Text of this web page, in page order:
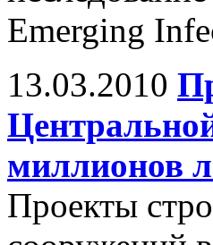
Emerging
13.03.2010
миллионов
Проекты